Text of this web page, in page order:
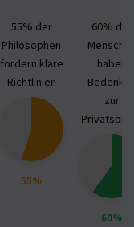
55% der
Philosophen
fordern klare
Richtlinien
55%
60% der
haben
zur
60%